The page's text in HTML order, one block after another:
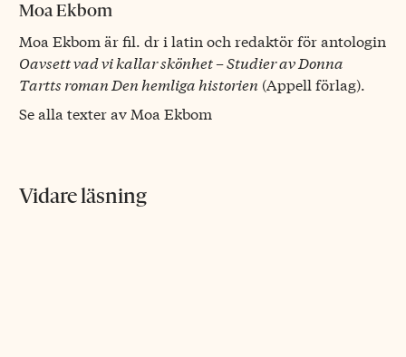
Moa Ekbom
Moa Ekbom är fil. dr i latin och redaktör för antologin
Oavsett vad vi kallar skönhet – Studier av Donna
Tartts roman Den hemliga historien (Appell förlag).
Se alla texter av Moa Ekbom
Vidare läsning